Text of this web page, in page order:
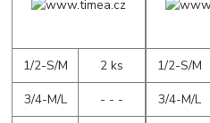
1/2-S/M
2 ks
3/4-M/L
- - -
1/2-S/M
3/4-M/L